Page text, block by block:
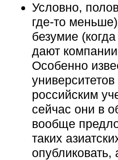
Условно,
где-то
безумие
дают
Особенно
российским
сейчас они в
вообще
таких